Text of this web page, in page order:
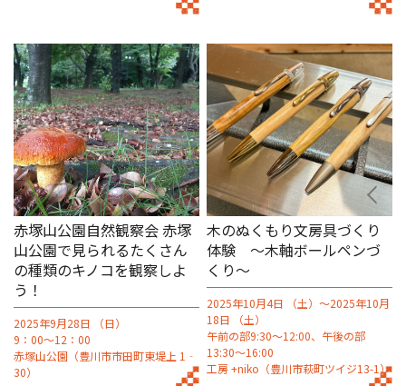
赤塚山公園自然観察会 赤塚
山公園で見られるたくさん
の種類のキノコを観察しよ
う！
2025年9月28日 （日）
9：00～12：00
赤塚山公園（豊川市市田町東堤上 1‐
30）
木のぬくもり文房具づくり
体験 ～木軸ボールペンづ
くり～
2025年10月4日 （土）～2025年10月
18日 （土）
午前の部9:30～12:00、午後の部
13:30～16:00
工房 +niko（豊川市萩町ツイジ13-1）